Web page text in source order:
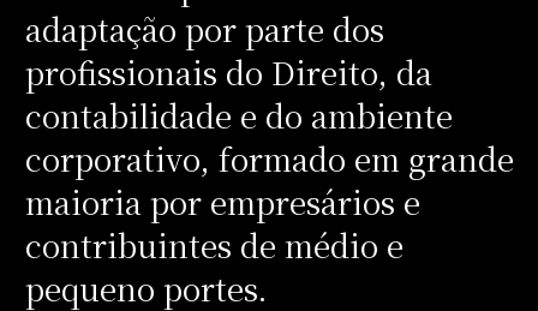
adaptação por parte dos
profissionais do Direito, da
contabilidade e do ambiente
corporativo, formado em grande
maioria por empresários e
contribuintes de médio e
pequeno portes.